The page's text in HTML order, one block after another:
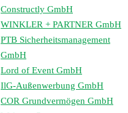
Constructly GmbH
WINKLER + PARTNER GmbH
PTB Sicherheitsmanagement
GmbH
Lord of Event GmbH
IlG-Außenwerbung GmbH
COR Grundvermögen GmbH